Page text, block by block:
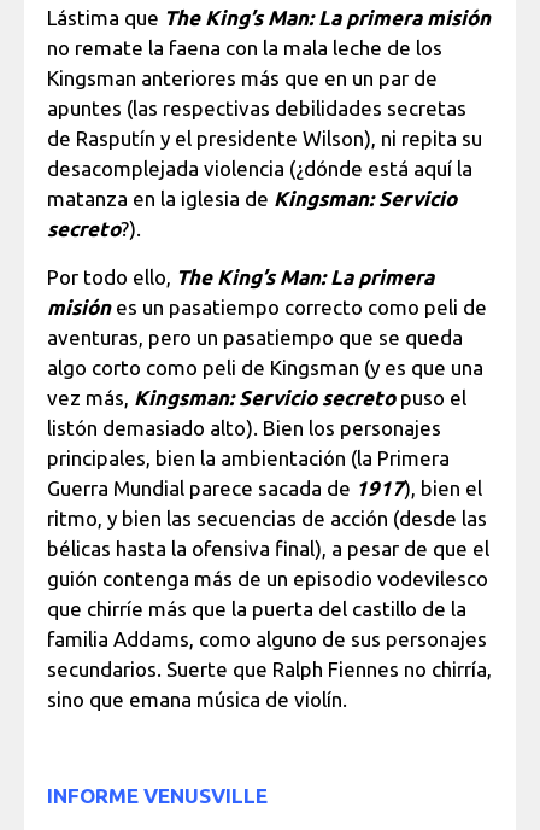
Lástima que The King’s Man: La primera misión
no remate la faena con la mala leche de los
Kingsman anteriores más que en un par de
apuntes (las respectivas debilidades secretas
de Rasputín y el presidente Wilson), ni repita su
desacomplejada violencia (¿dónde está aquí la
matanza en la iglesia de Kingsman: Servicio
secreto?).
Por todo ello, The King’s Man: La primera
misión es un pasatiempo correcto como peli de
aventuras, pero un pasatiempo que se queda
algo corto como peli de Kingsman (y es que una
vez más, Kingsman: Servicio secreto puso el
listón demasiado alto). Bien los personajes
principales, bien la ambientación (la Primera
Guerra Mundial parece sacada de 1917), bien el
ritmo, y bien las secuencias de acción (desde las
bélicas hasta la ofensiva final), a pesar de que el
guión contenga más de un episodio vodevilesco
que chirríe más que la puerta del castillo de la
familia Addams, como alguno de sus personajes
secundarios. Suerte que Ralph Fiennes no chirría,
sino que emana música de violín.
INFORME VENUSVILLE